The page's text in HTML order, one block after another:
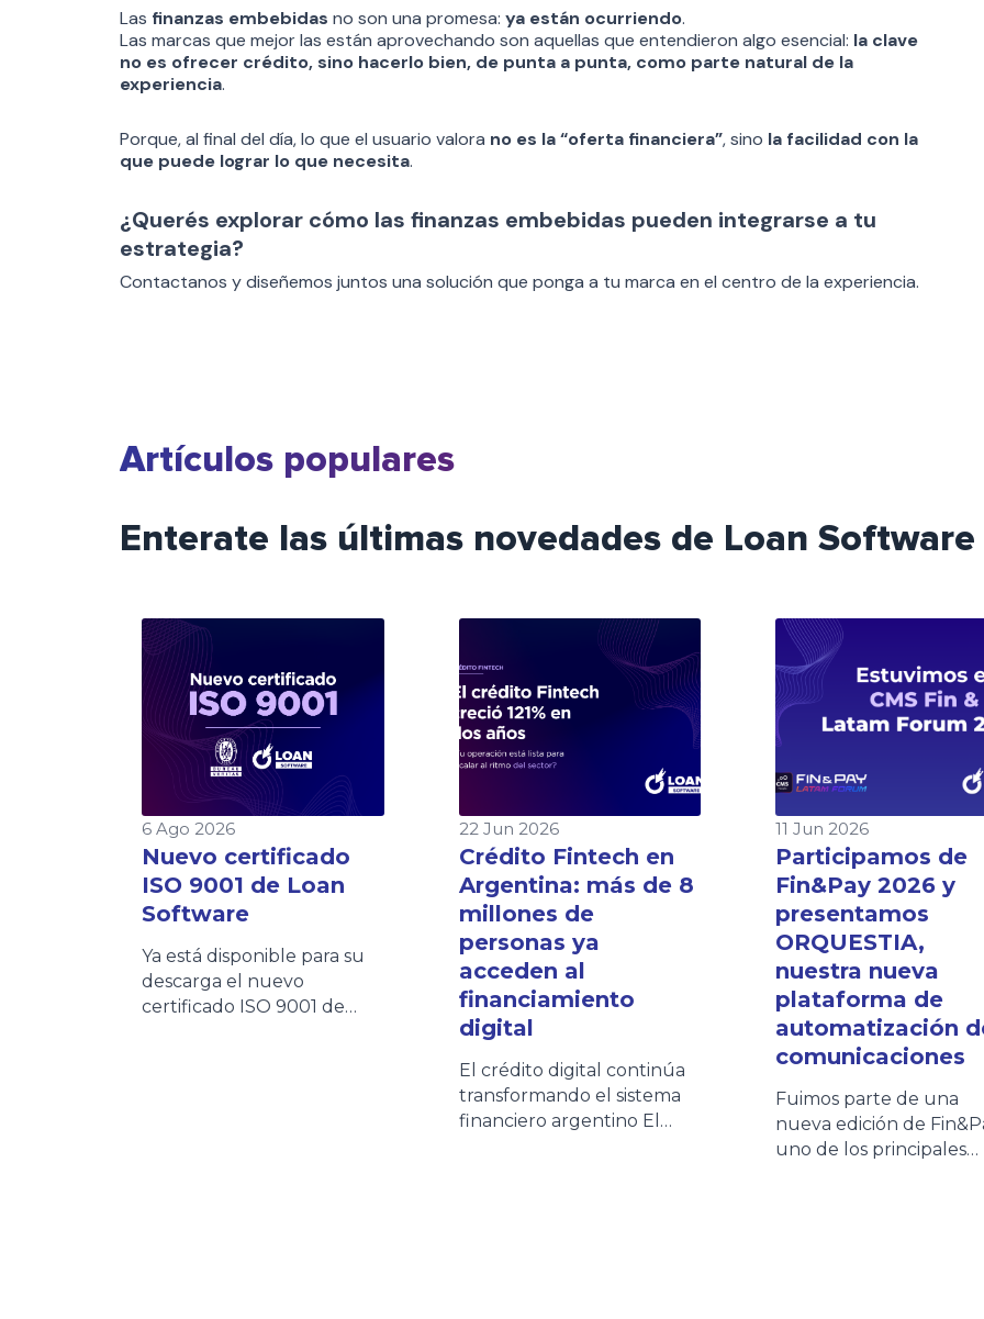
Las finanzas embebidas no son una promesa: ya están ocurriendo.
Las marcas que mejor las están aprovechando son aquellas que entendieron algo esencial: la clave
no es ofrecer crédito, sino hacerlo bien, de punta a punta, como parte natural de la
experiencia.
Porque, al final del día, lo que el usuario valora no es la “oferta financiera”, sino la facilidad con la
que puede lograr lo que necesita.
¿Querés explorar cómo las finanzas embebidas pueden integrarse a tu
estrategia?
Contactanos y diseñemos juntos una solución que ponga a tu marca en el centro de la experiencia.
Artículos populares
Enterate las últimas novedades de Loan Software
6 Ago 2026
Nuevo certificado
ISO 9001 de Loan
Software
Ya está disponible para su
descarga el nuevo
certificado ISO 9001 de
22 Jun 2026
Crédito Fintech en
Argentina: más de 8
millones de
personas ya
acceden al
financiamiento
digital
El crédito digital continúa
transformando el sistema
financiero argentino El
11 Jun 2026
Participamos de
Fin&Pay 2026 y
presentamos
ORQUESTIA,
nuestra nueva
plataforma de
automatización
comunicaciones
Fuimos parte de una
nueva edición de
uno de los principales